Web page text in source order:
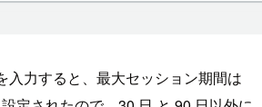
入力すると、最大セッション期間は